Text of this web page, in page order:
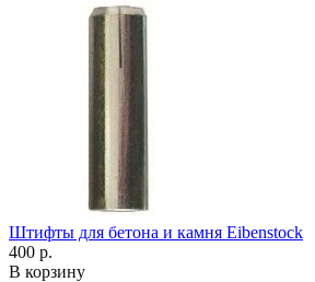
Штифты для бетона и камня Eibenstock
400 р.
В корзину